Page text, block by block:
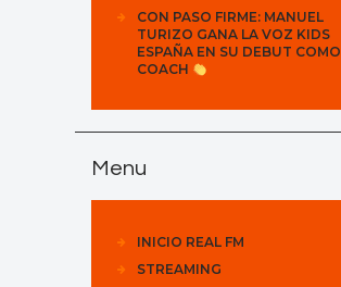
CON PASO FIRME: MANUEL
TURIZO GANA LA VOZ KIDS
ESPAÑA EN SU DEBUT COMO
COACH
Menu
INICIO REAL FM
STREAMING